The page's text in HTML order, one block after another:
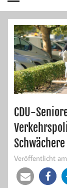
CDU-
Schwächere
Veröffentlicht am